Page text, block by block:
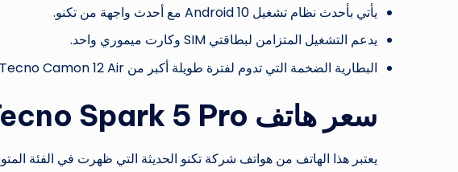
يأتي بأحدث نظام تشغيل Android 10 مع أحدث واجهة من تكنو.
يدعم التشغيل المتزامن لبطاقتي SIM وكارت ميموري واحد.
البطارية الضخمة التي تدوم لفترة طويلة أكبر من Tecno Camon 12 Air.
سعر هاتف Tecno Spark 5 Pro